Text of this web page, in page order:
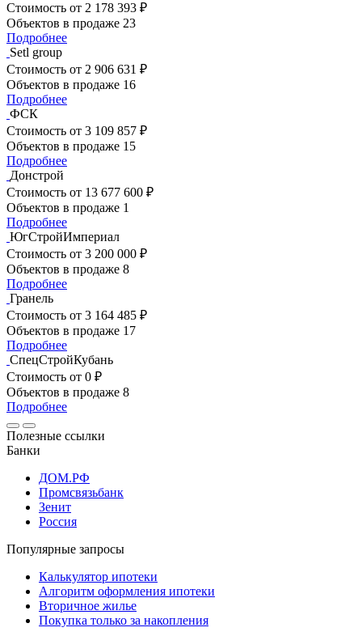
Стоимость от 2 178 393 ₽
Объектов в продаже 23
Подробнее
Setl group
Стоимость от 2 906 631 ₽
Объектов в продаже 16
Подробнее
ФСК
Стоимость от 3 109 857 ₽
Объектов в продаже 15
Подробнее
Донстрой
Стоимость от 13 677 600 ₽
Объектов в продаже 1
Подробнее
ЮгСтройИмпериал
Стоимость от 3 200 000 ₽
Объектов в продаже 8
Подробнее
Гранель
Стоимость от 3 164 485 ₽
Объектов в продаже 17
Подробнее
СпецСтройКубань
Стоимость от 0 ₽
Объектов в продаже 8
Подробнее
Полезные ссылки
Банки
ДОМ.РФ
Промсвязьбанк
Зенит
Россия
Популярные запросы
Калькулятор ипотеки
Алгоритм оформления ипотеки
Вторичное жилье
Покупка только за накопления